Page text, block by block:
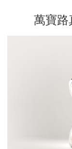
萬寶路